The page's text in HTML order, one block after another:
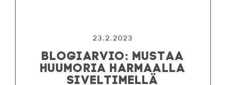
23.2.2023
BLOGIARVIO: MUSTAA
HUUMORIA HARMAALLA
SIVELTIMELLÄ